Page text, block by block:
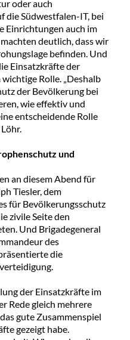
oder auch
die Südwestfalen-IT, bei
Einrichtungen auch im
deutlich, dass wir
befinden. Und
Einsatzkräfte der
Rolle. „Deshalb
der Bevölkerung bei
wie effektiv und
entscheidende Rolle
und
an diesem Abend für
Tiesler, dem
für Bevölkerungsschutz
zivile Seite den
Und Brigadegeneral
des
die
der Einsatzkräfte im
Rede gleich mehrere
gute Zusammenspiel
gezeigt habe.